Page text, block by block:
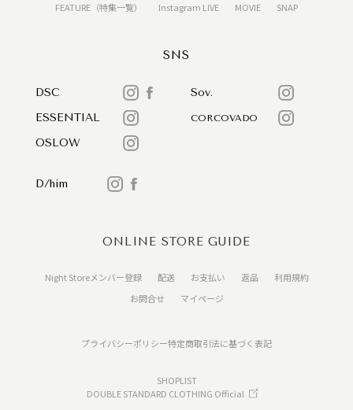
FEATURE（特集一覧）
Instagram LIVE MOVIE SNAP
SNS
DSC
Sov.
ESSENTIAL
CORCOVADO
OSLOW
D/him
ONLINE STORE GUIDE
Night Storeメンバー登録 配送 お支払い 返品
利用規約
お問合せ
マイページ
プライバシーポリシー特定商取引法に基づく表記
SHOPLIST
DOUBLE STANDARD CLOTHING Official